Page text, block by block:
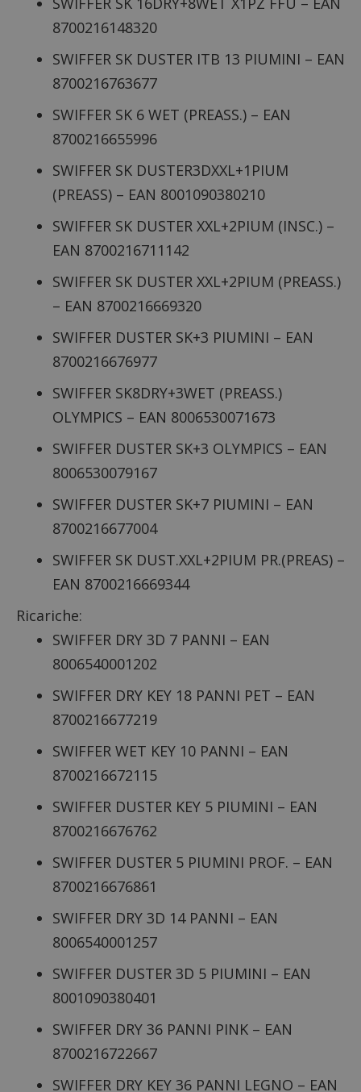
8700216148320
SWIFFER SK DUSTER ITB 13 PIUMINI – EAN
8700216763677
SWIFFER SK 6 WET (PREASS.) – EAN
8700216655996
SWIFFER SK DUSTER3DXXL+1PIUM
(PREASS) – EAN 8001090380210
SWIFFER SK DUSTER XXL+2PIUM (INSC.) –
EAN 8700216711142
SWIFFER SK DUSTER XXL+2PIUM (PREASS.)
– EAN 8700216669320
SWIFFER DUSTER SK+3 PIUMINI – EAN
8700216676977
SWIFFER SK8DRY+3WET (PREASS.)
OLYMPICS – EAN 8006530071673
SWIFFER DUSTER SK+3 OLYMPICS – EAN
8006530079167
SWIFFER DUSTER SK+7 PIUMINI – EAN
8700216677004
SWIFFER SK DUST.XXL+2PIUM PR.(PREAS) –
EAN 8700216669344
Ricariche:
SWIFFER DRY 3D 7 PANNI – EAN
8006540001202
SWIFFER DRY KEY 18 PANNI PET – EAN
8700216677219
SWIFFER WET KEY 10 PANNI – EAN
8700216672115
SWIFFER DUSTER KEY 5 PIUMINI – EAN
8700216676762
SWIFFER DUSTER 5 PIUMINI PROF. – EAN
8700216676861
SWIFFER DRY 3D 14 PANNI – EAN
8006540001257
SWIFFER DUSTER 3D 5 PIUMINI – EAN
8001090380401
SWIFFER DRY 36 PANNI PINK – EAN
8700216722667
SWIFFER DRY KEY 36 PANNI LEGNO – EAN